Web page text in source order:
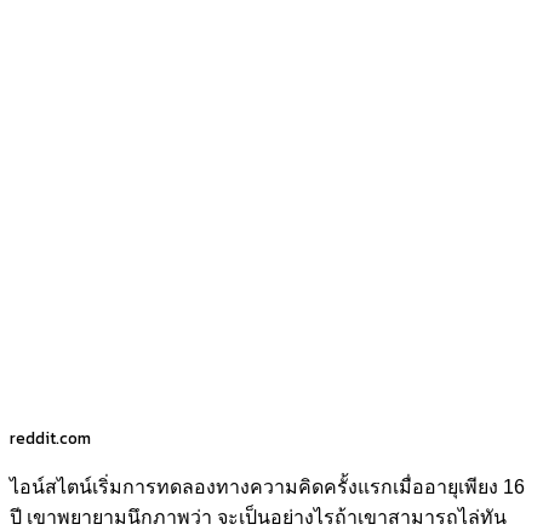
reddit.com
ไอน์สไตน์เริ่มการทดลองทางความคิดครั้งแรกเมื่ออายุเพียง 16
ปี เขาพยายามนึกภาพว่า จะเป็นอย่างไรถ้าเขาสามารถไล่ทัน